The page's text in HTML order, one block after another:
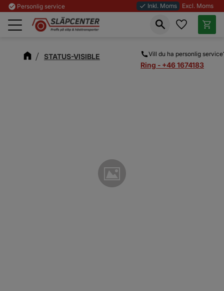
Meny
check_circle Personlig service done Inkl. Moms Excl. Moms
Vill du ha personlig
Ring - +46 1674183
Favoriter
STATUS-VISIBLE